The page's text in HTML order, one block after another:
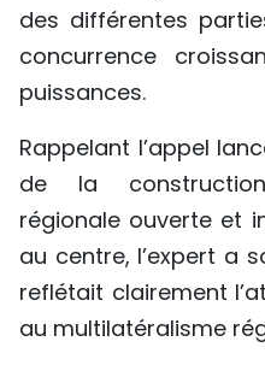
des différentes
concurrence
puissances.
Rappelant l’appel
de la
régionale ouverte et
au centre, l’expert a
reflétait clairement
au multilatéralisme